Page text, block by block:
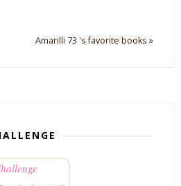
Amarilli 73 's favorite books »